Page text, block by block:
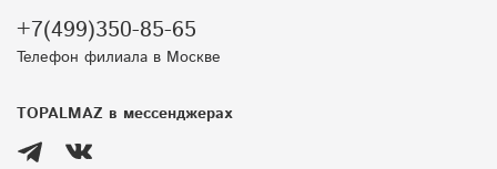
+7(499)350-85-65
Телефон филиала в Москве
TOPALMAZ в мессенджерах